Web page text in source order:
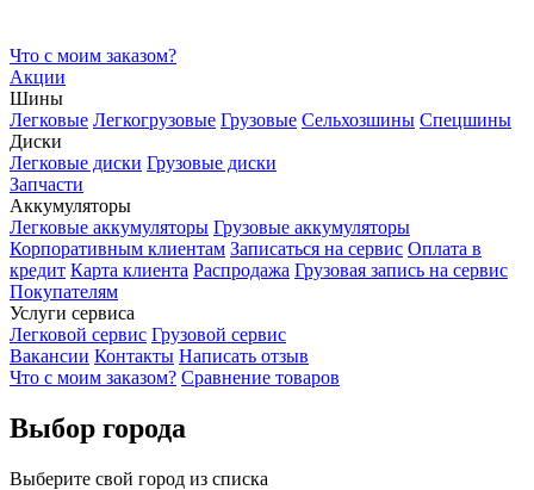
Что с моим заказом?
Акции
Шины
Легковые Легкогрузовые Грузовые Сельхозшины Спецшины
Диски
Легковые диски Грузовые диски
Запчасти
Аккумуляторы
Легковые аккумуляторы Грузовые аккумуляторы
Корпоративным клиентам Записаться на сервис Оплата в
кредит Карта клиента Распродажа Грузовая запись на сервис
Покупателям
Услуги сервиса
Легковой сервис Грузовой сервис
Вакансии Контакты Написать отзыв
Что с моим заказом? Сравнение товаров
Выбор города
Выберите свой город из списка